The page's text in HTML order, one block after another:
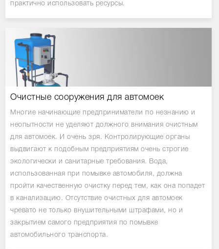
практично использовать ресурсы.
Очистные сооружения для автомоек
Многие начинающие предприниматели по незнанию и
неопытности не уделяют должного внимания очистным
для автомоек. И очень зря. Контролирующие органы
выдвигают к подобным предприятиям очень строгие
экологически и санитарные требования. Вода,
использованная при помывке автомобиля, должна
пройти качественную очистку перед тем, как она попадет
в канализацию. Отсутствие очистных для автомоек
чревато не только внушительными штрафами, но и
закрытием самого предприятия по помывке
автомобильного транспорта.